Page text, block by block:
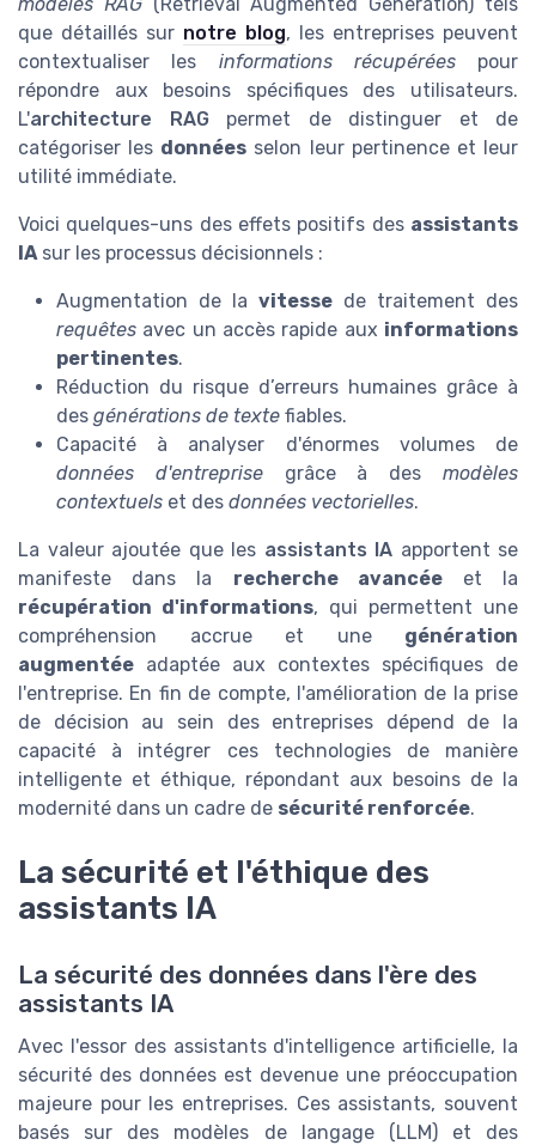
que détaillés sur notre blog, les entreprises peuvent
contextualiser les informations récupéréespour
répondre aux besoins spécifiques des utilisateurs.
L'architecture RAGpermet de distinguer et de
catégoriser les données selon leur pertinence et leur
utilité immédiate.
Voici quelques-uns des effets positifs des assistants
IA sur les processus décisionnels :
Augmentation de la vitesse de traitement des
requêtes avec un accès rapide aux informations
pertinentes.
Réduction du risque d’erreurs humaines grâce à
des générations de texte fiables.
Capacité à analyser d'énormes volumes de
données d'entreprisegrâce à desmodèles
contextuels et des données vectorielles.
La valeur ajoutée que les assistants IA apportent se
manifeste dans la recherche avancéeet la
récupération d'informations, qui permettent une
compréhension accrue et une génération
augmentée adaptée aux contextes spécifiques de
l'entreprise. En fin de compte, l'amélioration de la prise
de décision au sein des entreprises dépend de la
capacité à intégrer ces technologies de manière
intelligente et éthique, répondant aux besoins de la
modernité dans un cadre de sécurité renforcée.
La sécurité et l'éthique des
assistants IA
La sécurité des données dans l'ère des
assistants IA
Avec l'essor des assistants d'intelligence artificielle, la
sécurité des données est devenue une préoccupation
majeure pour les entreprises. Ces assistants, souvent
basés sur des modèles de langage (LLM) et des